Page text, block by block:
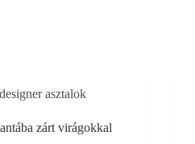
designer asztalok
zárt virágokkal